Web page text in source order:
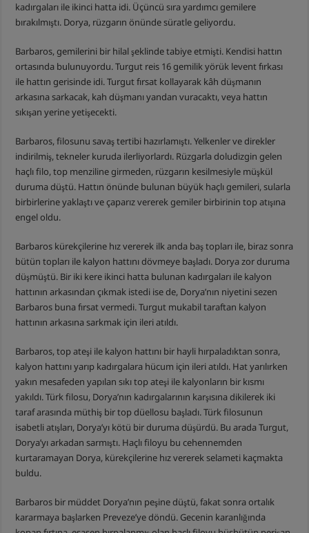
kadırgaları ile ikinci hatta idi. Üçüncü sıra yardımcı gemilere
bırakılmıştı. Dorya, rüzgarın önünde süratle geliyordu.
Barbaros, gemilerini bir hilal şeklinde tabiye etmişti. Kendisi hattın
ortasında bulunuyordu. Turgut reis 16 gemilik yörük levent fırkası
ile hattın gerisinde idi. Turgut fırsat kollayarak kâh düşmanın
arkasına sarkacak, kah düşmanı yandan vuracaktı, veya hattın
sıkışan yerine yetişecekti.
Barbaros, filosunu savaş tertibi hazırlamıştı. Yelkenler ve direkler
indirilmiş, tekneler kuruda ilerliyorlardı. Rüzgarla doludizgin gelen
haçlı filo, top menziline girmeden, rüzgarın kesilmesiyle müşkül
duruma düştü. Hattın önünde bulunan büyük haçlı gemileri, sularla
birbirlerine yaklaştı ve çaparız vererek gemiler birbirinin top atışına
engel oldu.
Barbaros kürekçilerine hız vererek ilk anda baş topları ile, biraz sonra
bütün topları ile kalyon hattını dövmeye başladı. Dorya zor duruma
düşmüştü. Bir iki kere ikinci hatta bulunan kadırgaları ile kalyon
hattının arkasından çıkmak istedi ise de, Dorya’nın niyetini sezen
Barbaros buna fırsat vermedi. Turgut mukabil taraftan kalyon
hattının arkasına sarkmak için ileri atıldı.
Barbaros, top ateşi ile kalyon hattını bir hayli hırpaladıktan sonra,
kalyon hattını yarıp kadırgalara hücum için ileri atıldı. Hat yarılırken
yakın mesafeden yapılan sıkı top ateşi ile kalyonların bir kısmı
yakıldı. Türk filosu, Dorya’nın kadırgalarının karşısına dikilerek iki
taraf arasında müthiş bir top düellosu başladı. Türk filosunun
isabetli atışları, Dorya’yı kötü bir duruma düşürdü. Bu arada Turgut,
Dorya’yı arkadan sarmıştı. Haçlı filoyu bu cehennemden
kurtaramayan Dorya, kürekçilerine hız vererek selameti kaçmakta
buldu.
Barbaros bir müddet Dorya’nın peşine düştü, fakat sonra ortalık
kararmaya başlarken Preveze’ye döndü. Gecenin karanlığında